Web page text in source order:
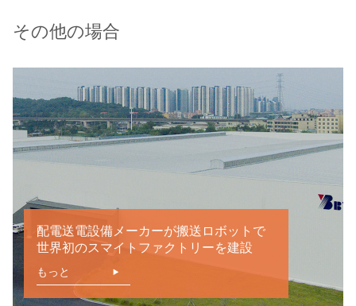
その他の場合
配電送電設備メーカーが搬送ロボットで
世界初のスマイトファクトリーを建設
もっと